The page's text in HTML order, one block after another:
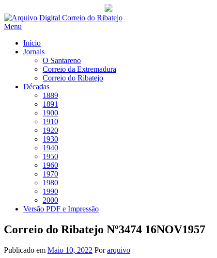
Saltar
para
Menu
Início
Jornais
O Santareno
Correio da Extremadura
Correio do Ribatejo
Décadas
1889
1891
1900
1910
1920
1930
1940
1950
1960
1970
1980
1990
2000
Versão PDF e Impressão
Correio do Ribatejo Nº3474 16NOV1957
Publicado em Maio 10, 2022 Porarquivo